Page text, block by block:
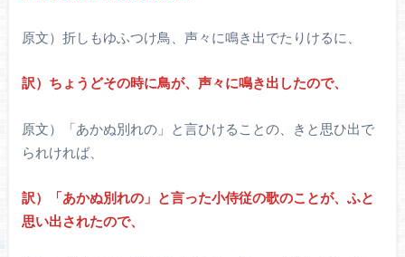
原文）折しもゆふつけ鳥、声々に鳴き出でたりけるに、
訳）ちょうどその時に鳥が、声々に鳴き出したので、
原文）「あかぬ別れの」と言ひけることの、きと思ひ出で
られければ、
訳）「あかぬ別れの」と言った小侍従の歌のことが、ふと
思い出されたので、